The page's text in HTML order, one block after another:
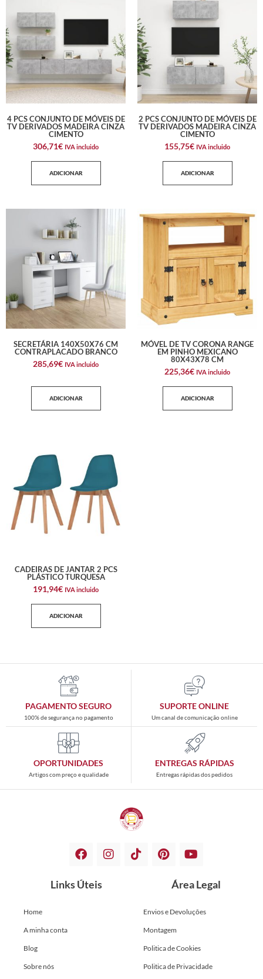
4 PCS CONJUNTO DE MÓVEIS DE
TV DERIVADOS MADEIRA CINZA
CIMENTO
306,71€ IVA incluido
ADICIONAR
2 PCS CONJUNTO DE MÓVEIS DE
TV DERIVADOS MADEIRA CINZA
CIMENTO
155,75€ IVA incluido
ADICIONAR
SECRETÁRIA 140X50X76 CM
CONTRAPLACADO BRANCO
285,69€ IVA incluido
ADICIONAR
MÓVEL DE TV CORONA RANGE
EM PINHO MEXICANO
80X43X78 CM
225,36€ IVA incluido
ADICIONAR
CADEIRAS DE JANTAR 2 PCS
PLÁSTICO TURQUESA
191,94€ IVA incluido
ADICIONAR
PAGAMENTO SEGURO
100% de segurança no pagamento
SUPORTE ONLINE
Um canal de comunicação online
OPORTUNIDADES
Artigos com preço e qualidade
ENTREGAS RÁPIDAS
Entregas rápidas dos pedidos
Links Úteis
Home
A minha conta
Blog
Sobre nós
Área Legal
Envios e Devoluções
Montagem
Politica de Cookies
Politica de Privacidade